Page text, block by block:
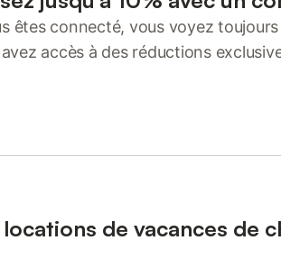
êtes connecté, vous voyez
accès à des réductions
de vacances de